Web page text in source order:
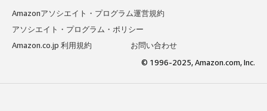
Amazonアソシエイト・プログラム運営規約
アソシエイト・プログラム・ポリシー
Amazon.co.jp 利用規約
お問い合わせ
© 1996-2025, Amazon.com, Inc.